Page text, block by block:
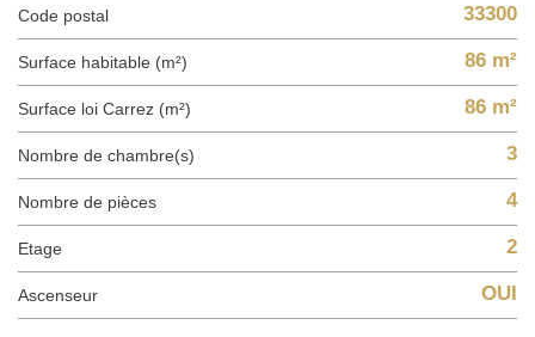
Code postal 33300
Surface habitable (m²) 86 m²
Surface loi Carrez (m²) 86 m²
Nombre de chambre(s) 3
Nombre de pièces 4
Etage 2
Ascenseur OUI